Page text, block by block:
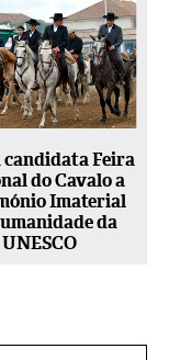
candidata Feira
do Cavalo a
Imaterial
da
UNESCO